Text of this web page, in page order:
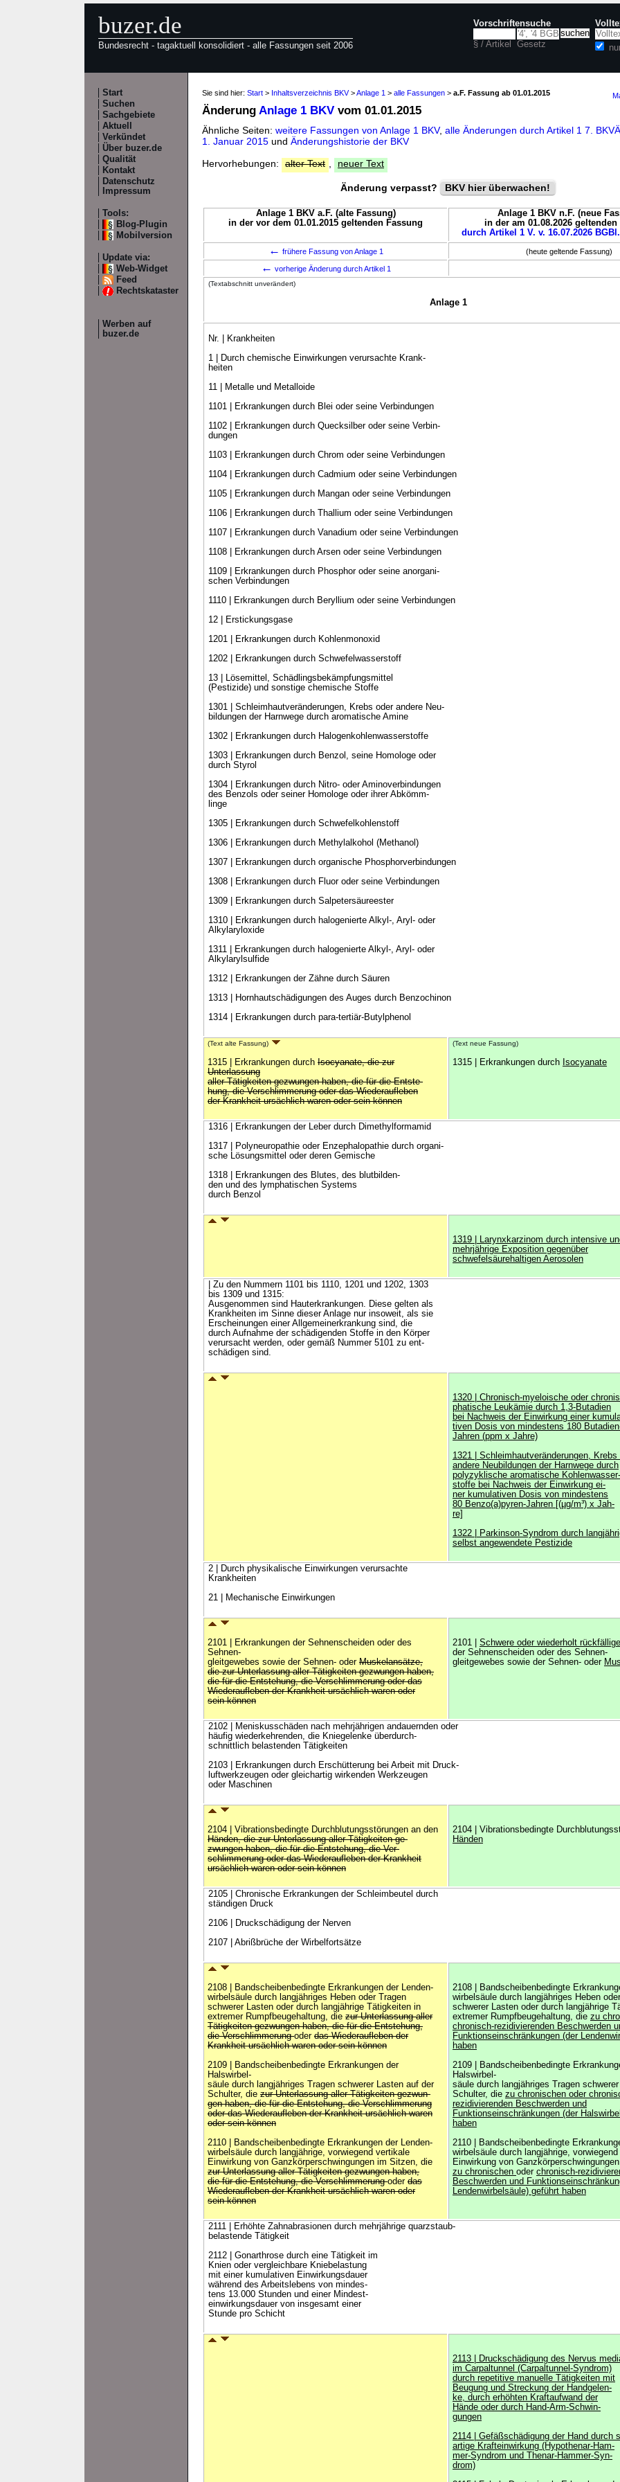
buzer.de
Bundesrecht - tagaktuell konsolidiert - alle Fassungen seit 2006
Vorschriftensuche
§ / Artikel Gesetz
Start
Suchen
Sachgebiete
Aktuell
Verkündet
Über buzer.de
Qualität
Kontakt
Datenschutz
Impressum
Tools:
Blog-Plugin
Mobilversion
Update via:
Web-Widget
Feed
Rechtskataster
Werben auf
buzer.de
Sie sind hier: Start > Inhaltsverzeichnis BKV>Anlage 1 > alle Fassungen > a.F. Fassung ab 01.01.2015
Änderung Anlage 1 BKV vom 01.01.2015
Ähnliche Seiten: weitere Fassungen von Anlage 1 BKV, alle Änderungen durch Artikel 1 7.
1. Januar 2015 und Änderungshistorie der BKV
Hervorhebungen:
alter Text neuer Text
Änderung verpasst? BKV hier überwachen!
Anlage 1 BKV a.F. (alte Fassung)
in der vor dem 01.01.2015 geltenden Fassung
Anlage 1 BKV n.F. (neue
in der am 01.08.2026
durch Artikel 1 V. v. 16.07.2026
← frühere Fassung von Anlage 1 (heute geltende Fassung)
← vorherige Änderung durch Artikel 1
(Textabschnitt unverändert)
Anlage 1
Nr. | Krankheiten
1 | Durch chemische Einwirkungen verursachte Krank-
heiten
11 | Metalle und Metalloide
1101 | Erkrankungen durch Blei oder seine Verbindungen
1102 | Erkrankungen durch Quecksilber oder seine Verbin-
dungen
1103 | Erkrankungen durch Chrom oder seine Verbindungen
1104 | Erkrankungen durch Cadmium oder seine Verbindungen
1105 | Erkrankungen durch Mangan oder seine Verbindungen
1106 | Erkrankungen durch Thallium oder seine Verbindungen
1107 | Erkrankungen durch Vanadium oder seine Verbindungen
1108 | Erkrankungen durch Arsen oder seine Verbindungen
1109 | Erkrankungen durch Phosphor oder seine anorgani-
schen Verbindungen
1110 | Erkrankungen durch Beryllium oder seine Verbindungen
12 | Erstickungsgase
1201 | Erkrankungen durch Kohlenmonoxid
1202 | Erkrankungen durch Schwefelwasserstoff
13 | Lösemittel, Schädlingsbekämpfungsmittel
(Pestizide) und sonstige chemische Stoffe
1301 | Schleimhautveränderungen, Krebs oder andere Neu-
bildungen der Harnwege durch aromatische Amine
1302 | Erkrankungen durch Halogenkohlenwasserstoffe
1303 | Erkrankungen durch Benzol, seine Homologe oder
durch Styrol
1304 | Erkrankungen durch Nitro- oder Aminoverbindungen
des Benzols oder seiner Homologe oder ihrer Abkömm-
linge
1305 | Erkrankungen durch Schwefelkohlenstoff
1306 | Erkrankungen durch Methylalkohol (Methanol)
1307 | Erkrankungen durch organische Phosphorverbindungen
1308 | Erkrankungen durch Fluor oder seine Verbindungen
1309 | Erkrankungen durch Salpetersäureester
1310 | Erkrankungen durch halogenierte Alkyl-, Aryl- oder
Alkylaryloxide
1311 | Erkrankungen durch halogenierte Alkyl-, Aryl- oder
Alkylarylsulfide
1312 | Erkrankungen der Zähne durch Säuren
1313 | Hornhautschädigungen des Auges durch Benzochinon
1314 | Erkrankungen durch para-tertiär-Butylphenol
(Text alte Fassung)
1315 | Erkrankungen durch Isocyanate, die zur
Unterlassung
aller Tätigkeiten gezwungen haben, die für die Entste-
hung, die Verschlimmerung oder das Wiederaufleben
der Krankheit ursächlich waren oder sein können
(Text neue Fassung)
1315 | Erkrankungen durch Isocyanate
1316 | Erkrankungen der Leber durch Dimethylformamid
1317 | Polyneuropathie oder Enzephalopathie durch organi-
sche Lösungsmittel oder deren Gemische
1318 | Erkrankungen des Blutes, des blutbilden-
den und des lymphatischen Systems
durch Benzol
1319 | Larynxkarzinom durch intensive
mehrjährige Exposition gegenüber
schwefelsäurehaltigen Aerosolen
| Zu den Nummern 1101 bis 1110, 1201 und 1202, 1303
bis 1309 und 1315:
Ausgenommen sind Hauterkrankungen. Diese gelten als
Krankheiten im Sinne dieser Anlage nur insoweit, als sie
Erscheinungen einer Allgemeinerkrankung sind, die
durch Aufnahme der schädigenden Stoffe in den Körper
verursacht werden, oder gemäß Nummer 5101 zu ent-
schädigen sind.
1320 | Chronisch-myeloische oder
phatische Leukämie durch 1,3-Butadien
bei Nachweis der Einwirkung einer
tiven Dosis von mindestens 180
Jahren (ppm x Jahre)
1321 | Schleimhautveränderungen, Krebs
andere Neubildungen der Harnwege durch
polyzyklische aromatische Kohlenwasser-
stoffe bei Nachweis der Einwirkung ei-
ner kumulativen Dosis von mindestens
80 Benzo(a)pyren-Jahren [(µg/m³) x Jah-
re]
1322 | Parkinson-Syndrom durch
selbst angewendete Pestizide
2 | Durch physikalische Einwirkungen verursachte
Krankheiten
21 | Mechanische Einwirkungen
2101 | Erkrankungen der Sehnenscheiden oder des
Sehnen-
gleitgewebes sowie der Sehnen- oder Muskelansätze,
die zur Unterlassung aller Tätigkeiten gezwungen haben,
die für die Entstehung, die Verschlimmerung oder das
Wiederaufleben der Krankheit ursächlich waren oder
sein können
2101 | Schwere oder wiederholt
der Sehnenscheiden oder des Sehnen-
gleitgewebes sowie der Sehnen- oder
2102 | Meniskusschäden nach mehrjährigen andauernden oder
häufig wiederkehrenden, die Kniegelenke überdurch-
schnittlich belastenden Tätigkeiten
2103 | Erkrankungen durch Erschütterung bei Arbeit mit Druck-
luftwerkzeugen oder gleichartig wirkenden Werkzeugen
oder Maschinen
2104 | Vibrationsbedingte Durchblutungsstörungen an den
Händen, die zur Unterlassung aller Tätigkeiten ge-
zwungen haben, die für die Entstehung, die Ver-
schlimmerung oder das Wiederaufleben der Krankheit
ursächlich waren oder sein können
2104 | Vibrationsbedingte
Händen
2105 | Chronische Erkrankungen der Schleimbeutel durch
ständigen Druck
2106 | Druckschädigung der Nerven
2107 | Abrißbrüche der Wirbelfortsätze
2108 | Bandscheibenbedingte Erkrankungen der Lenden-
wirbelsäule durch langjähriges Heben oder Tragen
schwerer Lasten oder durch langjährige Tätigkeiten in
extremer Rumpfbeugehaltung, die zur Unterlassung aller
Tätigkeiten gezwungen haben, die für die Entstehung,
die Verschlimmerungoder das Wiederaufleben der
Krankheit ursächlich waren oder sein können
2109 | Bandscheibenbedingte Erkrankungen der
Halswirbel-
säule durch langjähriges Tragen schwerer Lasten auf der
Schulter, die zur Unterlassung aller Tätigkeiten gezwun-
gen haben, die für die Entstehung, die Verschlimmerung
oder das Wiederaufleben der Krankheit ursächlich waren
oder sein können
2110 | Bandscheibenbedingte Erkrankungen der Lenden-
wirbelsäule durch langjährige, vorwiegend vertikale
Einwirkung von Ganzkörperschwingungen im Sitzen, die
zur Unterlassung aller Tätigkeiten gezwungen haben,
die für die Entstehung, die Verschlimmerungoder das
Wiederaufleben der Krankheit ursächlich waren oder
sein können
2108 | Bandscheibenbedingte
wirbelsäule durch langjähriges Heben
schwerer Lasten oder durch langjährige
extremer Rumpfbeugehaltung, die zu
chronisch-rezidivierenden Beschwerden
Funktionseinschränkungen (der
haben
2109 | Bandscheibenbedingte
Halswirbel-
säule durch langjähriges Tragen
Schulter, die zu chronischen oder
rezidivierenden Beschwerden und
Funktionseinschränkungen (der
haben
2110 | Bandscheibenbedingte
wirbelsäule durch langjährige,
Einwirkung von
zu chronischen oder chronisch-
Beschwerden und
Lendenwirbelsäule) geführt haben
2111 | Erhöhte Zahnabrasionen durch mehrjährige quarzstaub-
belastende Tätigkeit
2112 | Gonarthrose durch eine Tätigkeit im
Knien oder vergleichbare Kniebelastung
mit einer kumulativen Einwirkungsdauer
während des Arbeitslebens von mindes-
tens 13.000 Stunden und einer Mindest-
einwirkungsdauer von insgesamt einer
Stunde pro Schicht
2113 | Druckschädigung des Nervus
im Carpaltunnel (Carpaltunnel-Syndrom)
durch repetitive manuelle Tätigkeiten mit
Beugung und Streckung der Handgelen-
ke, durch erhöhten Kraftaufwand der
Hände oder durch Hand-Arm-Schwin-
gungen
2114 | Gefäßschädigung der Hand durch
artige Krafteinwirkung (Hypothenar-Ham-
mer-Syndrom und Thenar-Hammer-Syn-
drom)